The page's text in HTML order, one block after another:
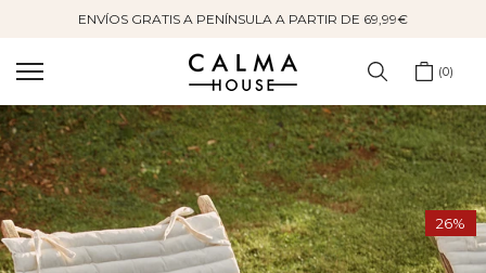
contenido
ENVÍOS GRATIS A PENÍNSULA A PARTIR DE 69,99€
0
26%